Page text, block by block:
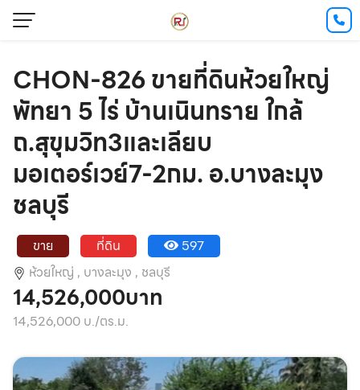
CHON-826 ขายที่ดินห้วยใหญ่
พัทยา 5 ไร่ บ้านเนินทราย ใกล้
ถ.สุขุมวิท3และเลียบ
มอเตอร์เวย์7-2กม. อ.บางละมุง
ชลบุรี
ขาย ที่ดิน
597
ห้วยใหญ่ , บางละมุง , ชลบุรี
14,526,000บาท
14,526,000 บ./ตร.ม.